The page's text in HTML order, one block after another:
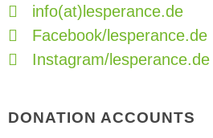
info(at)lesperance.de
Facebook/lesperance.de
Instagram/lesperance.de
DONATION ACCOUNTS